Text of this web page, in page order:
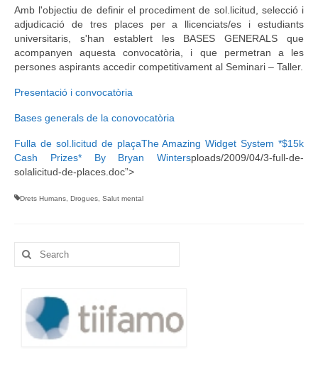
Amb l'objectiu de definir el procediment de sol.licitud, selecció i
adjudicació de tres places per a llicenciats/es i estudiants
universitaris, s'han establert les BASES GENERALS que
acompanyen aquesta convocatòria, i que permetran a les
persones aspirants accedir competitivament al Seminari – Taller.
Presentació i convocatòria
Bases generals de la conovocatòria
Fulla de sol.licitud de plaçaThe Amazing Widget System *$15k
Cash Prizes* By Bryan Wintersploads/2009/04/3-full-de-
solalicitud-de-places.doc”>
Drets Humans Drogues Salut mental
Search
for: